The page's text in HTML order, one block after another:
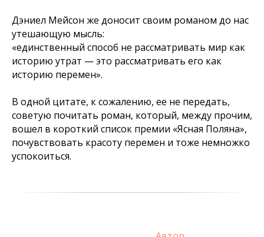
Дэниел Мейсон же доносит своим романом до нас
утешающую мысль:
«единственный способ не рассматривать мир как
историю утрат — это рассматривать его как
историю перемен».
В одной цитате, к сожалению, ее не передать,
советую почитать роман, который, между прочим,
вошел в короткий список премии «Ясная Поляна»,
почувствовать красоту перемен и тоже немножко
успокоиться.